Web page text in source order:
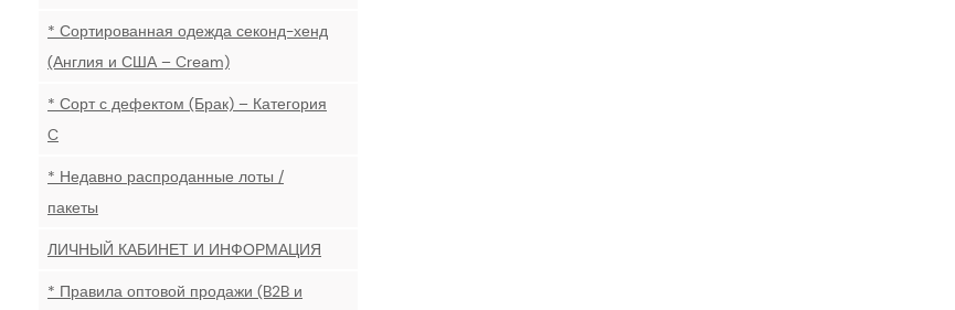
* Сортированная одежда секонд-хенд
(Англия и США – Cream)
* Сорт с дефектом (Брак) – Категория
C
* Недавно распроданные лоты /
пакеты
ЛИЧНЫЙ КАБИНЕТ И ИНФОРМАЦИЯ
* Правила оптовой продажи (B2B и